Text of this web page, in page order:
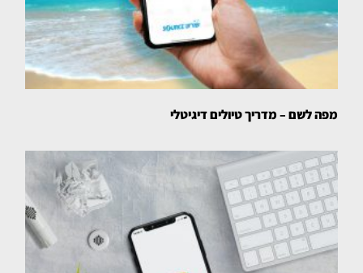
מפה לשם – מדריך טיולים דיגיטלי